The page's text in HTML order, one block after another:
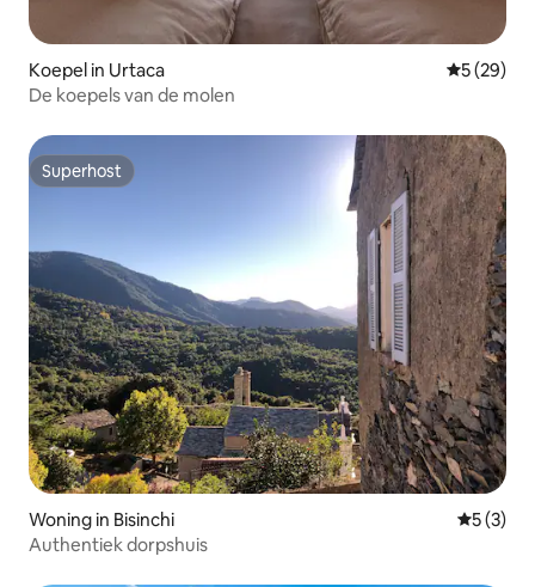
Koepel in Urtaca
5 (29)
De koepels van de molen
Superhost
Superhost
Woning in Bisinchi
5 (3)
Authentiek dorpshuis